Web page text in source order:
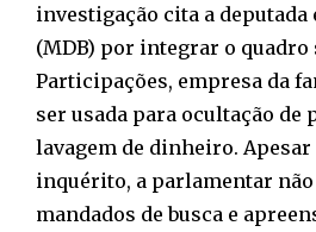
investigação cita a deputada
(MDB) por integrar o quadro
Participações, empresa da
ser usada para ocultação de
lavagem de dinheiro.
inquérito, a parlamentar
mandados de busca e